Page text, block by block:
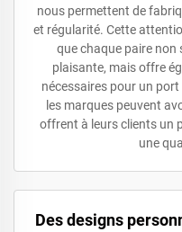
nous permettent de
et régularité. Cette
que chaque paire non
plaisante, mais offre
nécessaires pour un
les marques peuvent
offrent à leurs clients un
une
Des designs